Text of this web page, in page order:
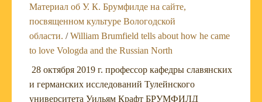
Материал об У. К. Брумфилде на сайте,
посвященном культуре Вологодской
области. /William Brumfield tells about how he came
to love Vologda and the Russian North
28 октября 2019 г. профессор кафедры славянских
и германских исследований Тулейнского
университета Уильям Крафт БРУМФИЛД